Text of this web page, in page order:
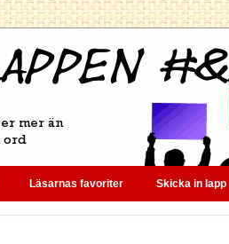
Läsarnas favoriter Skicka in lapp